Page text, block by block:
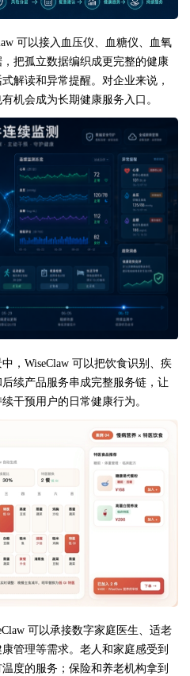
可以接入血压仪、血糖仪、血氧
把孤立数据编织成更完整的健康
解读和异常提醒。对企业来说，
机会成为长期健康服务入口。
，WiseClaw 可以把饮食识别、疾
续产品服务串成完整服务链，让
干预用户的日常健康行为。
可以承接数字家庭医生、适老
管理等需求。老人和家庭感受到
度的服务；保险和养老机构拿到